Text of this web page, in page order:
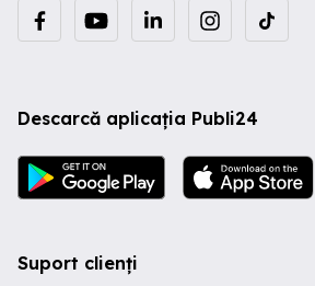
Descarcă aplicația Publi24
Suport clienți